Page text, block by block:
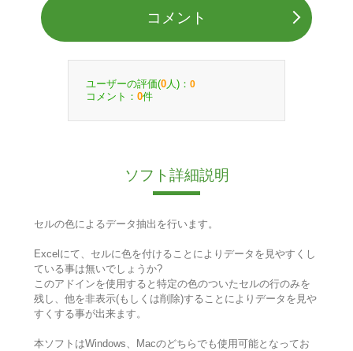
コメント
ユーザーの評価(0 人)： 0
コメント： 0件
ソフト詳細説明
セルの色によるデータ抽出を行います。
Excelにて、セルに色を付けることによりデータを見やすくし
ている事は無いでしょうか?
このアドインを使用すると特定の色のついたセルの行のみを
残し、他を非表示(もしくは削除)することによりデータを見や
すくする事が出来ます。
本ソフトはWindows、Macのどちらでも使用可能となってお